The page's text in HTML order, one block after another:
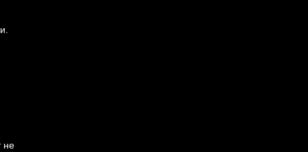
не